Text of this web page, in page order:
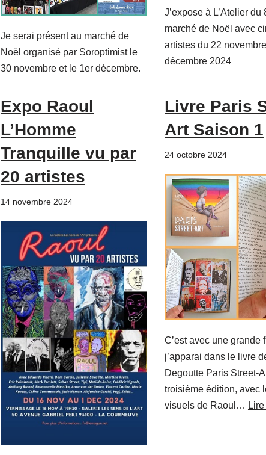
Je serai présent au marché de
Noël organisé par Soroptimist le
30 novembre et le 1er décembre.
J’expose à L’Atelier du
marché de Noël avec
artistes du 22
décembre 2024
Expo Raoul
L’Homme
Tranquille vu par
20 artistes
14 novembre 2024
Livre Paris
Art Saison 1
24 octobre 2024
C’est avec une grande
j’apparai dans le livre
Degoutte Paris Street-
troisième édition, avec
visuels de Raoul…